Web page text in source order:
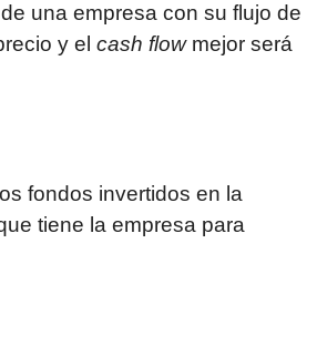
una empresa con su flujo de
y el cash flowmejor será
fondos invertidos en la
tiene la empresa para